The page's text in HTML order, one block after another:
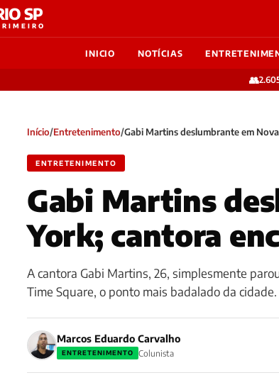
SP
INICIO NOTÍCIAS
👥
Início/Entretenimento/Gabi Martins deslumbrante em
ENTRETENIMENTO
Gabi Martins
York; cantora
A cantora Gabi Martins, 26, simplesmente
Time Square, o ponto mais badalado da
Marcos Eduardo Carvalho
ENTRETENIMENTO Colunista